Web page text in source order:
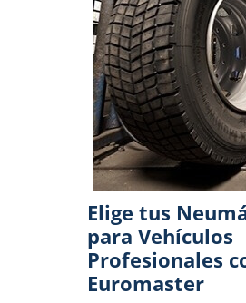
Elige tus
para Vehículos
Profesionales
Euromaster